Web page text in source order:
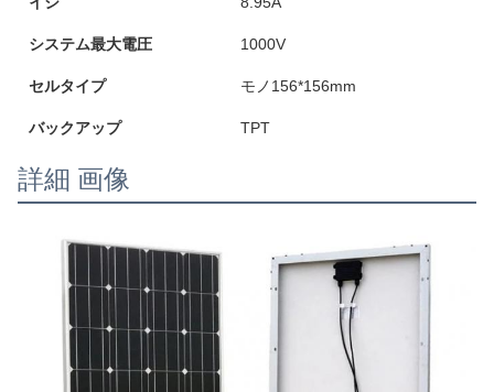
システム最大電圧 1000V
セルタイプ モノ156*156mm
バックアップ TPT
詳細 画像